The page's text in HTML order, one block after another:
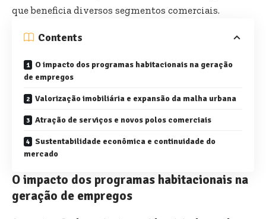
que beneficia diversos segmentos comerciais.
Contents
O impacto dos programas habitacionais na geração
de empregos
Valorização imobiliária e expansão da malha urbana
Atração de serviços e novos polos comerciais
Sustentabilidade econômica e continuidade do
mercado
O impacto dos programas habitacionais na
geração de empregos